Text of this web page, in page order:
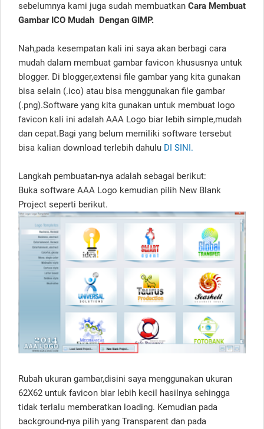
sebelumnya kami juga sudah membuatkan Cara Membuat
Gambar ICO Mudah Dengan GIMP.
Nah,pada kesempatan kali ini saya akan berbagi cara
mudah dalam membuat gambar favicon khususnya untuk
blogger. Di blogger,extensi file gambar yang kita gunakan
bisa selain (.ico) atau bisa menggunakan file gambar
(.png).Software yang kita gunakan untuk membuat logo
favicon kali ini adalah AAA Logo biar lebih simple,mudah
dan cepat.Bagi yang belum memiliki software tersebut
bisa kalian download terlebih dahulu DI SINI.
Langkah pembuatan-nya adalah sebagai berikut:
Buka software AAA Logo kemudian pilih New Blank
Project seperti berikut.
Rubah ukuran gambar,disini saya menggunakan ukuran
62X62 untuk favicon biar lebih kecil hasilnya sehingga
tidak terlalu memberatkan loading. Kemudian pada
background-nya pilih yang Transparent dan pada